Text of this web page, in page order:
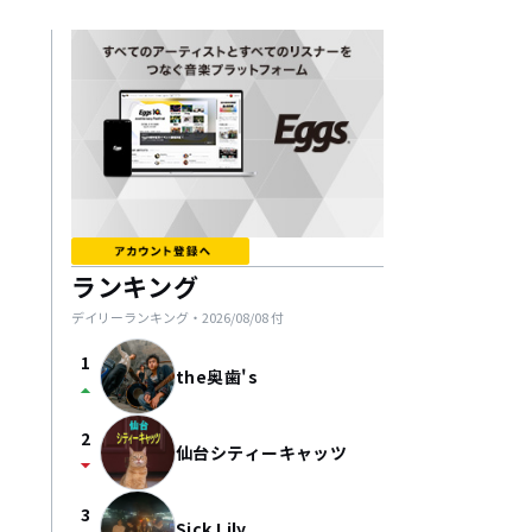
ランキング
デイリーランキング・ 2026/08/08付
1
arrow_drop_up the奥歯's
2
arrow_drop_down 仙台シティーキャッツ
3